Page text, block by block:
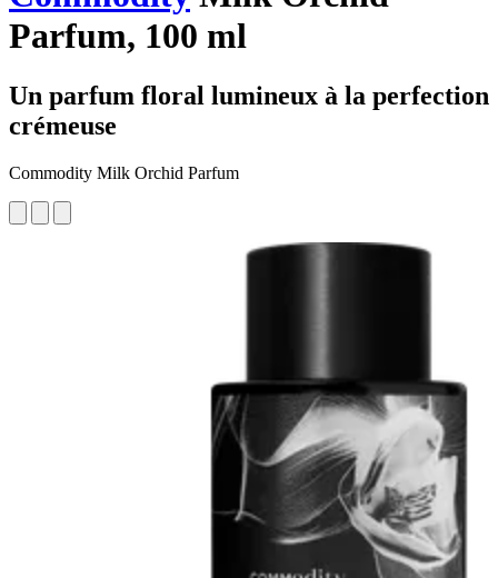
Parfum, 100 ml
Un parfum floral lumineux à la perfection
crémeuse
Commodity Milk Orchid Parfum